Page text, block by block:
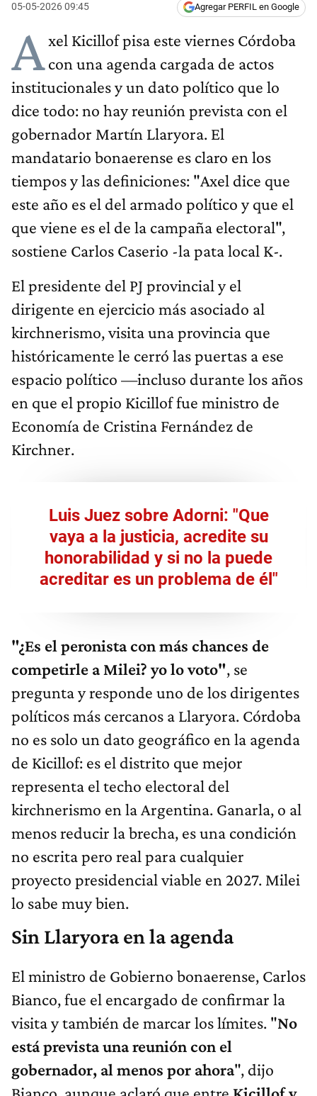
05-05-2026 09:45 Agregar PERFIL en Google
Axel Kicillof pisa este viernes Córdoba
con una agenda cargada de actos
institucionales y un dato político que lo
dice todo: no hay reunión prevista con el
gobernador Martín Llaryora. El
mandatario bonaerense es claro en los
tiempos y las definiciones: "Axel dice que
este año es el del armado político y que el
que viene es el de la campaña electoral",
sostiene Carlos Caserio -la pata local K-.
El presidente del PJ provincial y el
dirigente en ejercicio más asociado al
kirchnerismo, visita una provincia que
históricamente le cerró las puertas a ese
espacio político —incluso durante los años
en que el propio Kicillof fue ministro de
Economía de Cristina Fernández de
Kirchner.
Luis Juez sobre Adorni: "Que
vaya a la justicia, acredite su
honorabilidad y si no la puede
acreditar es un problema de él"
"¿Es el peronista con más chances de
competirle a Milei? yo lo voto", se
pregunta y responde uno de los dirigentes
políticos más cercanos a Llaryora. Córdoba
no es solo un dato geográfico en la agenda
de Kicillof: es el distrito que mejor
representa el techo electoral del
kirchnerismo en la Argentina. Ganarla, o al
menos reducir la brecha, es una condición
no escrita pero real para cualquier
proyecto presidencial viable en 2027. Milei
lo sabe muy bien.
Sin Llaryora en la agenda
El ministro de Gobierno bonaerense, Carlos
Bianco, fue el encargado de confirmar la
visita y también de marcar los límites. "No
está prevista una reunión con el
gobernador, al menos por ahora", dijo